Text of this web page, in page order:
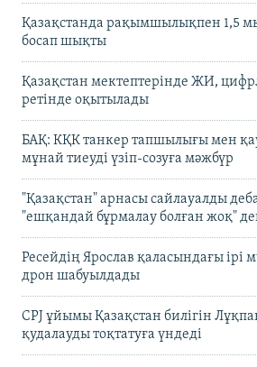
Қазақстанда рақымшылықпен 1,5
босап шықты
Қазақстан мектептерінде ЖИ,
ретінде оқытылады
БАҚ: КҚК танкер тапшылығы мен
мұнай тиеуді үзіп-созуға мәжбүр
"Қазақстан" арнасы сайлауалды
"ешқандай бұрмалау болған жоқ"
Ресейдің Ярослав қаласындағы ірі
дрон шабуылдады
CPJ ұйымы Қазақстан билігін
қудалауды тоқтатуға үндеді